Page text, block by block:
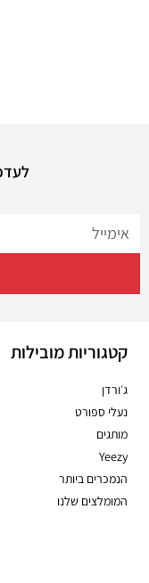
קטגוריות מובילות
ג׳ורדן
נעלי ספורט
מותגים
Yeezy
הנמכרים ביותר
המומלצים שלנו